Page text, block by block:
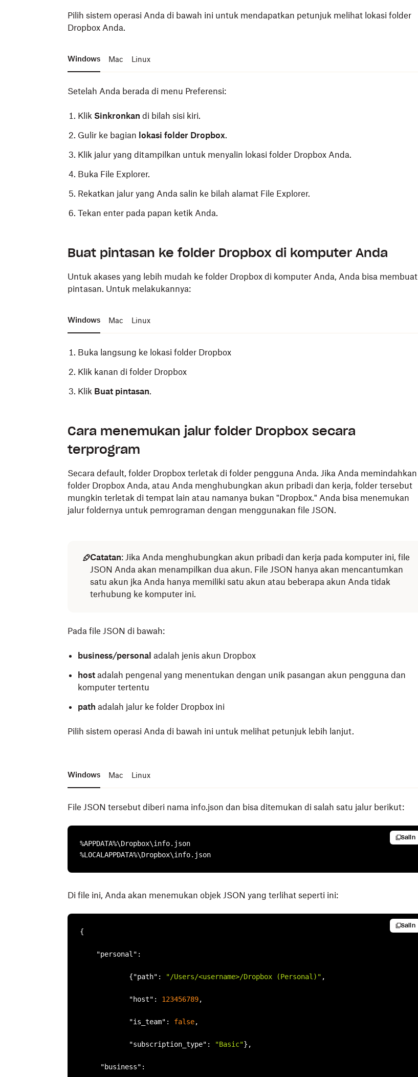
Pilih sistem operasi Anda di bawah ini untuk mendapatkan petunjuk melihat lokasi folder
Dropbox Anda.
Windows Mac Linux
Setelah Anda berada di menu Preferensi:
Klik Sinkronkan di bilah sisi kiri.
Gulir ke bagian lokasi folder Dropbox.
Klik jalur yang ditampilkan untuk menyalin lokasi folder Dropbox Anda.
Buka File Explorer.
Rekatkan jalur yang Anda salin ke bilah alamat File Explorer.
Tekan enter pada papan ketik Anda.
Sinkronkan
Gulir ke bagianlokasi folder Dropbox.
Buka jendela Finder baru.
Tempel jalur yang Anda salin ke jendela yang muncul.
Tekan tombol enter/return pada papan ketik Anda.
Sinkronkan
Gulir ke bagianlokasi folder Dropbox.
Buka jendela Terminal.
Dropbox Anda:
cd ~/Dropbox​
6. TekanEnter.
Buat pintasan ke folder Dropbox di komputer Anda
Untuk akases yang lebih mudah ke folder Dropbox di komputer Anda, Anda bisa membuat
pintasan. Untuk melakukannya:
Windows Mac Linux
Buka langsung ke lokasi folder Dropbox
Klik kanan di folder Dropbox
Klik Buat pintasan.
Klik kanan di folder Dropbox
KlikBuat Alias .
Pintasan Anda akan tampil dengan namaaliasditambahkan ke nama filenya.
In -s ~/DROPBOX-FOLDER-PATH ~/DESIRED-SHORTCUT-LOCATION
Anda bisa memindahkan pintasan ke lokasi tempat Anda ingin menyimpannya.
Cara menemukan jalur folder Dropbox secara
terprogram
Secara default, folder Dropbox terletak di folder pengguna Anda. Jika Anda memindahkan
folder Dropbox Anda, atau Anda menghubungkan akun pribadi dan kerja, folder tersebut
mungkin terletak di tempat lain atau namanya bukan "Dropbox." Anda bisa menemukan
jalur foldernya untuk pemrograman dengan menggunakan file JSON.
Catatan: Jika Anda menghubungkan akun pribadi dan kerja pada komputer ini, file
JSON Anda akan menampilkan dua akun. File JSON hanya akan mencantumkan
satu akun jka Anda hanya memiliki satu akun atau beberapa akun Anda tidak
terhubung ke komputer ini.
Pada file JSON di bawah:
business/personal adalah jenis akun Dropbox
host adalah pengenal yang menentukan dengan unik pasangan akun pengguna dan
komputer tertentu
path adalah jalur ke folder Dropbox ini
Pilih sistem operasi Anda di bawah ini untuk melihat petunjuk lebih lanjut.
Windows Mac Linux
File JSON tersebut diberi nama info.json dan bisa ditemukan di salah satu jalur berikut:
Salin
%APPDATA%\Dropbox\info.json
%LOCALAPPDATA%\Dropbox\info.json
Di file ini, Anda akan menemukan objek JSON yang terlihat seperti ini:
Salin
{
"personal" :
            {
"path" : "/Users/<username>/Dropbox (Personal)" ,
"host" : 123456789,
"is_team" : false,
"subscription_type" : "Basic"},
"business" :